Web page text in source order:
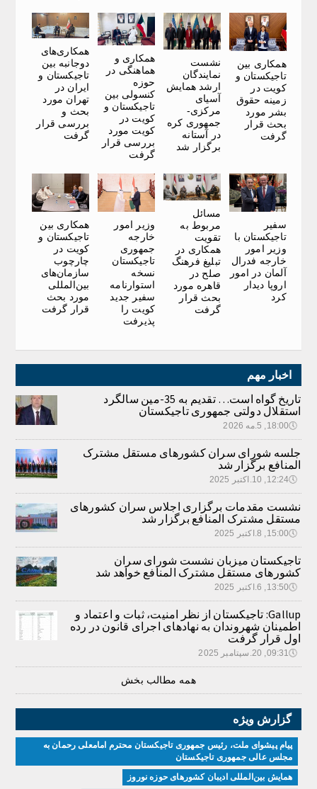
همکاری بین
تاجیکستان و
کویت در
زمینه حقوق
بشر مورد
بحث قرار
گرفت
نشست
نمایندگان
ارشد همایش
آسیای
مرکزی-
جمهوری کره
در آستانه
برگزار شد
همکاری و
هماهنگی در
حوزه
کنسولی بین
تاجیکستان و
کویت در
کویت مورد
بررسی قرار
گرفت
همکاری‌های
دوجانبه بین
تاجیکستان و
ایران در
تهران مورد
بحث و
بررسی قرار
گرفت
سفیر
تاجیکستان با
وزیر امور
خارجه فدرال
آلمان در امور
اروپا دیدار
کرد
مسائل
مربوط به
تقویت
همکاری در
تبلیغ فرهنگ
صلح در
قاهره مورد
بحث قرار
گرفت
وزیر امور
خارجه
جمهوری
تاجیکستان
نسخه
استوارنامه
سفیر جدید
کویت را
پذیرفت
همکاری بین
تاجیکستان و
کویت در
چارچوب
سازمان‌های
بین‌المللی
مورد بحث
قرار گرفت
اخبار مهم
تاریخ گواه است… تقدیم به 35-مین سالگرد
استقلال دولتی جمهوری تاجیکستان
🕔18:00, 5.مه 2026
جلسه شورای سران کشورهای مستقل مشترک
المنافع برگزار شد
🕔12:24, 10.اکتبر 2025
نشست مقدمات برگزاری اجلاس سران کشورهای
مستقل مشترک المنافع برگزار شد
🕔15:00, 8.اکتبر 2025
تاجیکستان میزبان نشست شورای سران
کشورهای مستقل مشترک المنافع خواهد شد
🕔13:50, 6.اکتبر 2025
Gallup: تاجیکستان از نظر امنیت، ثبات و اعتماد و
اطمینان شهروندان به نهادهای اجرای قانون در رده
اول قرار گرفت
🕔09:31, 20.سپتامبر 2025
همه مطالب بخش
گزارش ویژه
پیام پیشوای ملت، رئیس جمهوری تاجیکستان محترم امامعلی رحمان به
مجلس عالی جمهوری تاجیکستان
همایش بین‌المللی ادیبان کشور‌های حوزه نوروز